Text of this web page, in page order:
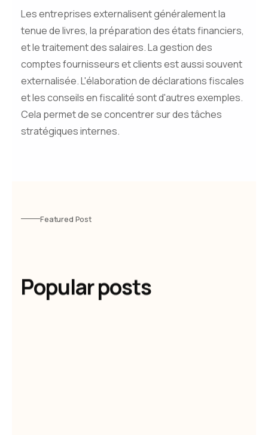
Les entreprises externalisent généralement la
tenue de livres, la préparation des états financiers,
et le traitement des salaires. La gestion des
comptes fournisseurs et clients est aussi souvent
externalisée. L'élaboration de déclarations fiscales
et les conseils en fiscalité sont d'autres exemples.
Cela permet de se concentrer sur des tâches
stratégiques internes.
Featured Post
Popular posts